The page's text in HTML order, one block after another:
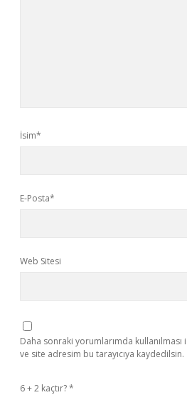
İsim*
E-Posta*
Web Sitesi
Daha sonraki yorumlarımda
ve site adresim bu tarayıcıya kaydedilsin.
6 + 2 kaçtır?*